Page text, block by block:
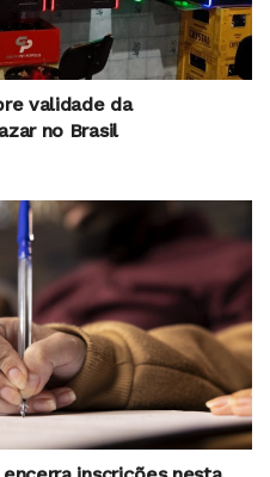
validade da
no Brasil